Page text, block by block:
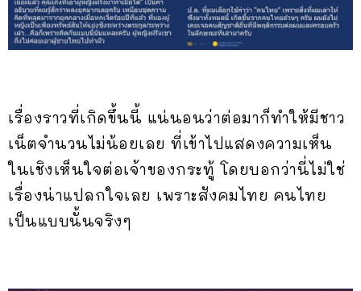
เรื่องราวที่เกิดขึ้นนี้ แน่นอนว่าต่อมาก็ทำให้มีชาว
เน็ตจำนวนไม่น้อยเลย ที่เข้าไปแสดงความเห็น
ในเชิงเห็นใจต่อเจ้าของกระทู้ โดยบอกว่านี่ไม่ใช่
เรื่องน่าแปลกใจเลย เพราะสังคมไทย คนไทย
เป็นแบบนั้นจริงๆ